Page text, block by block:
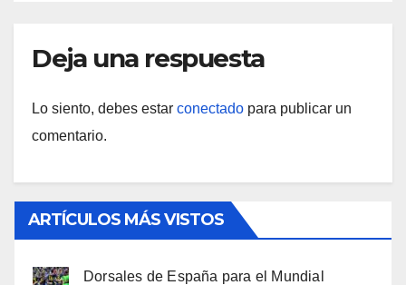
Deja una respuesta
Lo siento, debes estar conectado para publicar un
comentario.
ARTÍCULOS MÁS VISTOS
Dorsales de España para el Mundial